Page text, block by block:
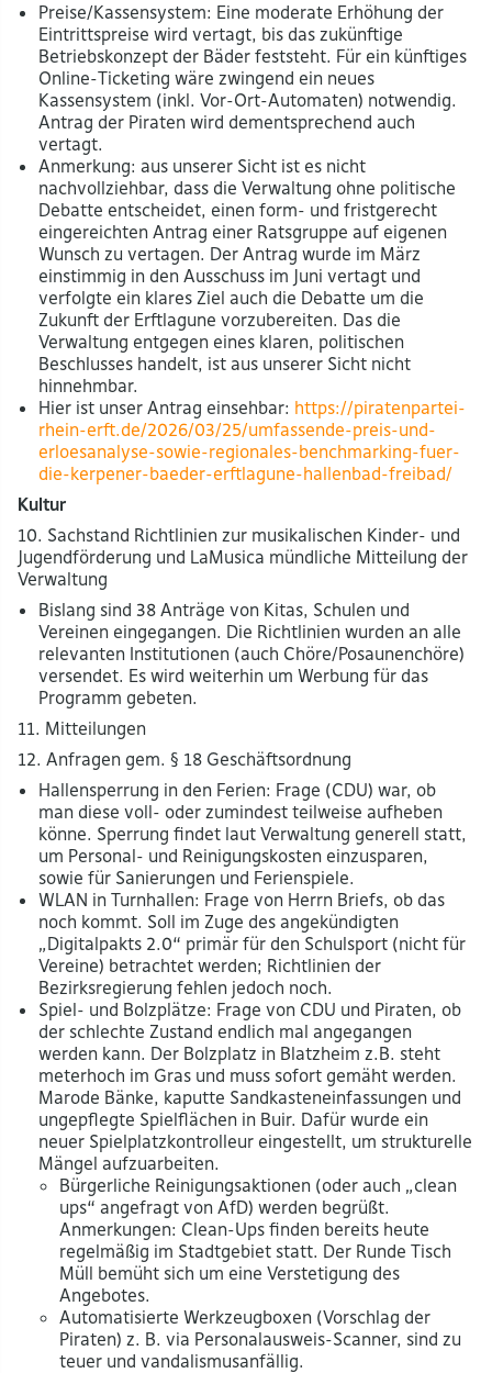
Preise/Kassensystem: Eine moderate Erhöhung der
Eintrittspreise wird vertagt, bis das zukünftige
Betriebskonzept der Bäder feststeht. Für ein künftiges
Online-Ticketing wäre zwingend ein neues
Kassensystem (inkl. Vor-Ort-Automaten) notwendig.
Antrag der Piraten wird dementsprechend auch
vertagt.
Anmerkung: aus unserer Sicht ist es nicht
nachvollziehbar, dass die Verwaltung ohne politische
Debatte entscheidet, einen form- und fristgerecht
eingereichten Antrag einer Ratsgruppe auf eigenen
Wunsch zu vertagen. Der Antrag wurde im März
einstimmig in den Ausschuss im Juni vertagt und
verfolgte ein klares Ziel auch die Debatte um die
Zukunft der Erftlagune vorzubereiten. Das die
Verwaltung entgegen eines klaren, politischen
Beschlusses handelt, ist aus unserer Sicht nicht
hinnehmbar.
Hier ist unser Antrag einsehbar: https://piratenpartei-
rhein-erft.de/2026/03/25/umfassende-preis-und-
erloesanalyse-sowie-regionales-benchmarking-fuer-
die-kerpener-baeder-erftlagune-hallenbad-freibad/
Kultur
10. Sachstand Richtlinien zur musikalischen Kinder- und
Jugendförderung und LaMusica mündliche Mitteilung der
Verwaltung
Bislang sind 38 Anträge von Kitas, Schulen und
Vereinen eingegangen. Die Richtlinien wurden an alle
relevanten Institutionen (auch Chöre/Posaunenchöre)
versendet. Es wird weiterhin um Werbung für das
Programm gebeten.
11. Mitteilungen
12. Anfragen gem. § 18 Geschäftsordnung
Hallensperrung in den Ferien: Frage (CDU) war, ob
man diese voll- oder zumindest teilweise aufheben
könne. Sperrung findet laut Verwaltung generell statt,
um Personal- und Reinigungskosten einzusparen,
sowie für Sanierungen und Ferienspiele.
WLAN in Turnhallen: Frage von Herrn Briefs, ob das
noch kommt. Soll im Zuge des angekündigten
„Digitalpakts 2.0“ primär für den Schulsport (nicht für
Vereine) betrachtet werden; Richtlinien der
Bezirksregierung fehlen jedoch noch.
Spiel- und Bolzplätze: Frage von CDU und Piraten, ob
der schlechte Zustand endlich mal angegangen
werden kann. Der Bolzplatz in Blatzheim z.B. steht
meterhoch im Gras und muss sofort gemäht werden.
Marode Bänke, kaputte Sandkasteneinfassungen und
ungepflegte Spielflächen in Buir. Dafür wurde ein
neuer Spielplatzkontrolleur eingestellt, um strukturelle
Mängel aufzuarbeiten.
Bürgerliche Reinigungsaktionen (oder auch „clean
ups“ angefragt von AfD) werden begrüßt.
Anmerkungen: Clean-Ups finden bereits heute
regelmäßig im Stadtgebiet statt. Der Runde Tisch
Müll bemüht sich um eine Verstetigung des
Angebotes.
Automatisierte Werkzeugboxen (Vorschlag der
Piraten) z. B. via Personalausweis-Scanner, sind zu
teuer und vandalismusanfällig.